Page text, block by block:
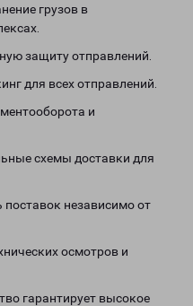
грузов в
защиту отправлений.
для всех отправлений.
и
схемы доставки для
поставок независимо от
осмотров и
гарантирует высокое